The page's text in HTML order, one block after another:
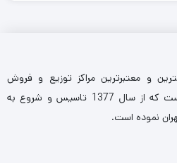
و معتبرترین مراکز توزیع و فروش
محصولات کامپیوتری در ایران است که از سال 1377 تاسیس و شروع به